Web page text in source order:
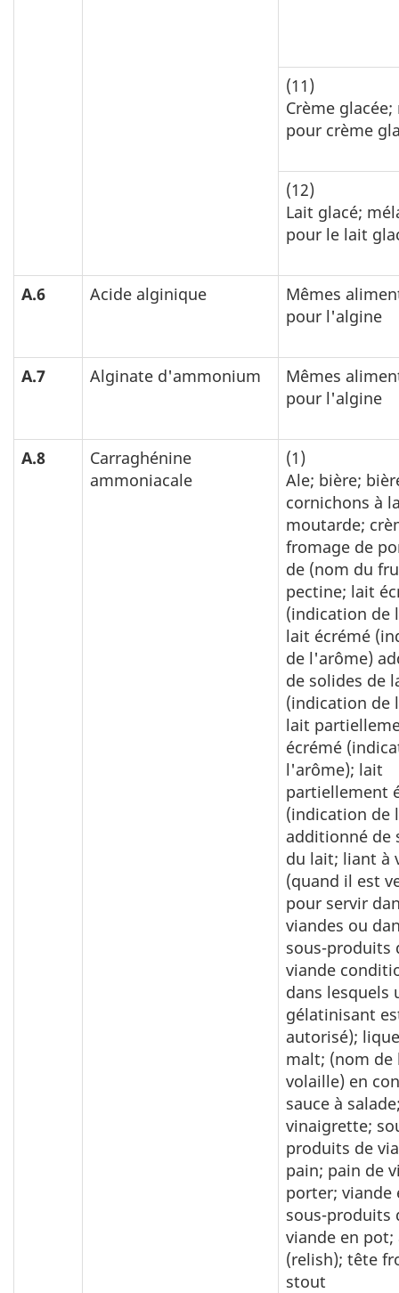
(11)
Crème
pour crème
(12)
Lait glacé;
pour le lait
A.6 Acide alginique
Mêmes
pour l'algine
A.7 Alginate d'ammonium
Mêmes
pour l'algine
A.8
Carraghénine
ammoniacale
(1)
Ale; bière;
cornichons à
moutarde;
fromage de
de (nom du
pectine; lait
(indication de
lait écrémé
de l'arôme)
de solides de
(indication de
lait
écrémé
l'arôme); lait
partiellement
(indication de
additionné de
du lait; liant à
(quand il est
pour servir
viandes ou
sous-produits
viande
dans lesquels
gélatinisant
autorisé);
malt; (nom de
volaille) en
sauce à
vinaigrette;
produits de
pain; pain de
porter; viande
sous-produits
viande en pot;
(relish); tête
stout